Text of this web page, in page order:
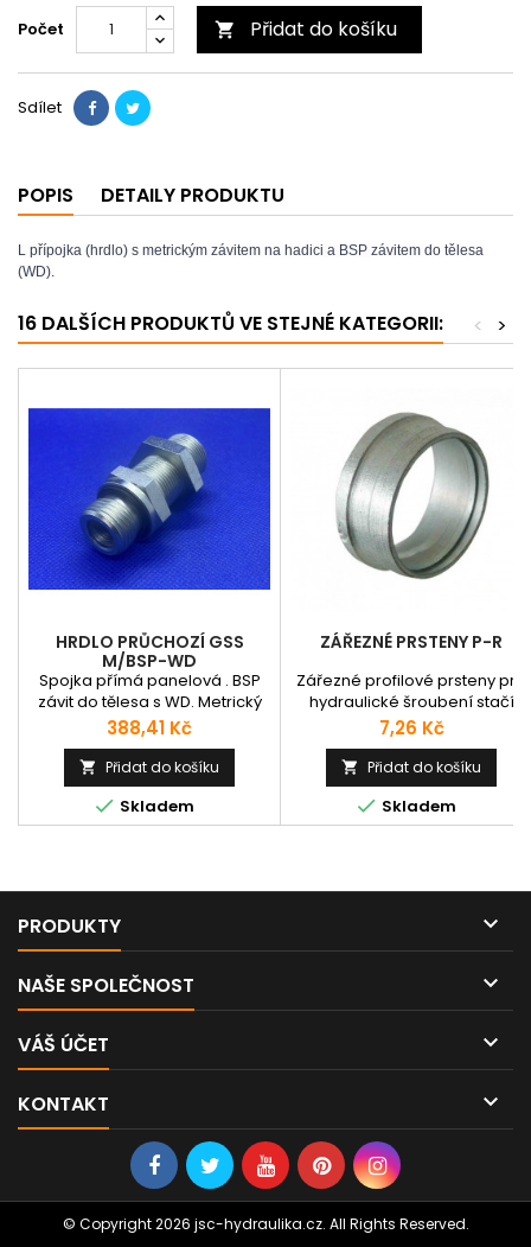
Počet  Přidat do košíku
Sdílet
POPIS DETAILY PRODUKTU
L přípojka (hrdlo) s metrickým závitem na hadici a BSP závitem do tělesa
(WD).
16 DALŠÍCH PRODUKTŮ VE STEJNÉ KATEGORII: >
<
HRDLO PRŮCHOZÍ GSS
M/BSP-WD
Spojka přímá panelová . BSP
závit do tělesa s WD. Metrický
závit do hadice/trubky.
Cena
388,41 Kč
 Přidat do košíku
 Skladem
ZÁŘEZNÉ PRSTENY P-R
Zářezné profilové prsteny pro
hydraulické šroubení stačí
navlékonut na přesnou
hydraulickou trubku a následně
dotáhnout převlčenou maticí.
Dojde tak k zálisu na
hydraulickou trubku a šroubení
je plně funkční. DIN2353
Cena
7,26 Kč
 Přidat do košíku
 Skladem
PRODUKTY 
NAŠE SPOLEČNOST 
VÁŠ ÚČET 
KONTAKT 
© Copyright 2026 jsc-hydraulika.cz. All Rights Reserved.